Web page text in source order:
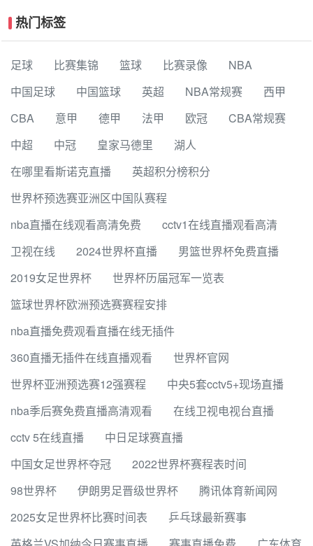
热门标签
足球 比赛集锦 篮球 比赛录像
NBA
中国足球
中国篮球 英超 NBA常规赛
西甲
CBA
意甲 德甲 法甲 欧冠
CBA常规赛
中超
中冠 皇家马德里
湖人
在哪里看斯诺克直播
英超积分榜积分
世界杯预选赛亚洲区中国队赛程
nba直播在线观看高清免费
cctv1在线直播观看高清
卫视在线
2024世界杯直播
男篮世界杯免费直播
2019女足世界杯
世界杯历届冠军一览表
篮球世界杯欧洲预选赛赛程安排
nba直播免费观看直播在线无插件
360直播无插件在线直播观看
世界杯官网
世界杯亚洲预选赛12强赛程
中央5套cctv5+现场直播
nba季后赛免费直播高清观看
在线卫视电视台直播
cctv 5在线直播
中日足球赛直播
中国女足世界杯夺冠
2022世界杯赛程表时间
98世界杯
伊朗男足晋级世界杯
腾讯体育新闻网
2025女足世界杯比赛时间表
乒乓球最新赛事